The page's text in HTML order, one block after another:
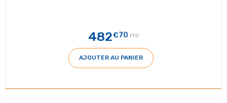
482€70 TTC
AJOUTER AU PANIER